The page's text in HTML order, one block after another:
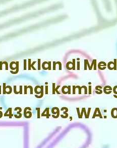
Iklan di
kami
1493, WA: